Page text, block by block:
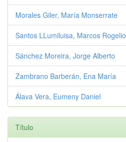
Morales Giler, María Monserrate
Santos LLumiluisa, Marcos Rogelio
Sánchez Moreira, Jorge Alberto
Zambrano Barberán, Ena María
Álava Vera, Eumeny Daniel
Título